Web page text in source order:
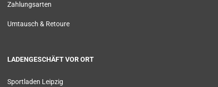
Zahlungsarten
Umtausch & Retoure
LADENGESCHÄFT VOR ORT
Sportladen Leipzig